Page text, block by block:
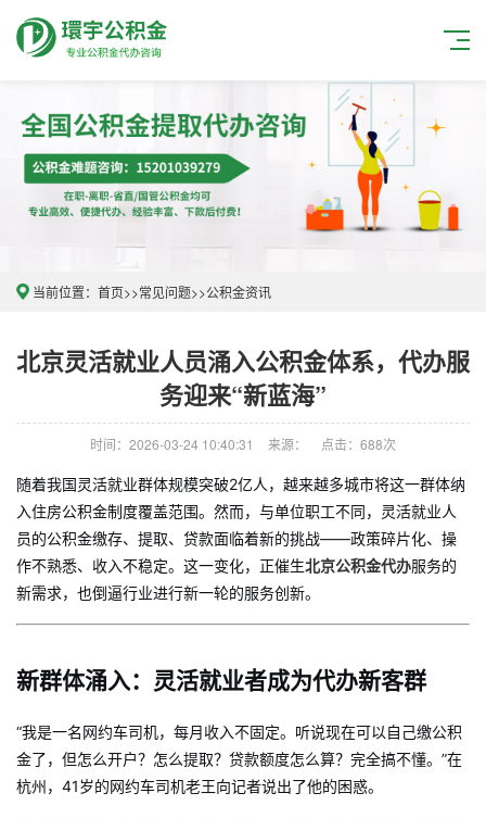
当前位置： 首页>>常见问题>>公积金资讯
北京灵活就业人员涌入公积金体系，代办服
务迎来“新蓝海”
时间：2026-03-24 10:40:31 来源： 点击：688次
随着我国灵活就业群体规模突破2亿人，越来越多城市将这一群体纳
入住房公积金制度覆盖范围。然而，与单位职工不同，灵活就业人
员的公积金缴存、提取、贷款面临着新的挑战——政策碎片化、操
作不熟悉、收入不稳定。这一变化，正催生北京公积金代办服务的
新需求，也倒逼行业进行新一轮的服务创新。
新群体涌入：灵活就业者成为代办新客群
“我是一名网约车司机，每月收入不固定。听说现在可以自己缴公积
金了，但怎么开户？怎么提取？贷款额度怎么算？完全搞不懂。”在
杭州，41岁的网约车司机老王向记者说出了他的困惑。